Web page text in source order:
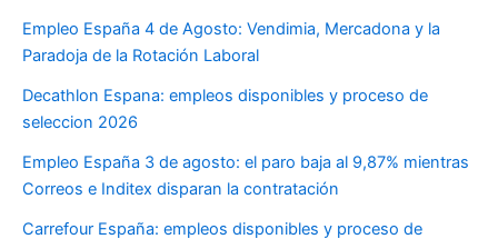
Empleo España 4 de Agosto: Vendimia, Mercadona y la
Paradoja de la Rotación Laboral
Decathlon Espana: empleos disponibles y proceso de
seleccion 2026
Empleo España 3 de agosto: el paro baja al 9,87% mientras
Correos e Inditex disparan la contratación
Carrefour España: empleos disponibles y proceso de